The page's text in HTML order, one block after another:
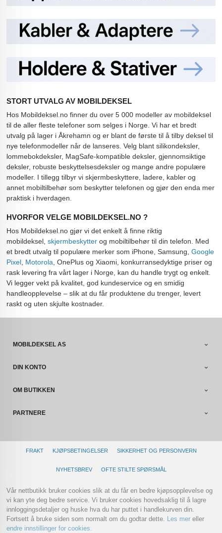
STORT UTVALG AV MOBILDEKSEL
Hos Mobildeksel.no finner du over 5 000 modeller av mobildeksel
til de aller fleste telefoner som selges i Norge. Vi har et bredt
utvalg på lager i Åkrehamn og er blant de første til å tilby deksel til
nye telefonmodeller når de lanseres. Velg blant silikondeksler,
lommebokdeksler, MagSafe-kompatible deksler, gjennomsiktige
deksler, robuste beskyttelsesdeksler og mange andre populære
modeller. I tillegg tilbyr vi skjermbeskyttere, ladere, kabler og
annet mobiltilbehør som beskytter telefonen og gjør den enda mer
praktisk i hverdagen.
HVORFOR VELGE MOBILDEKSEL.NO ?
Hos Mobildeksel.no gjør vi det enkelt å finne riktig
mobildeksel,skjermbeskytter og mobiltilbehør til din telefon. Med
et bredt utvalg til populære merker som iPhone, Samsung,Google
Pixel Motorola , OnePlus og Xiaomi, konkurransedyktige priser og
rask levering fra vårt lager i Norge, kan du handle trygt og enkelt.
Vi legger vekt på kvalitet, god kundeservice og en smidig
handleopplevelse – slik at du får produktene du trenger, levert
raskt og uten skjulte kostnader.
MOBILDEKSEL AS
DIN KONTO
OM BUTIKKEN
PARTNERE
FRAKT KJØPSBETINGELSER SIKKERHET OG PERSONVERN
NYHETSBREV OFTE STILTE SPØRSMÅL
Vår nettbutikk bruker cookies slik at du får en bedre kjøpsopplevelse og
vi kan yte deg bedre service. Vi bruker cookies hovedsaklig til å lagre
innloggingsdetaljer og huske hva du har puttet i handlekurven din.
Fortsett å bruke siden som normalt om du godtar dette. Les mer eller
endre innstillinger for cookies.